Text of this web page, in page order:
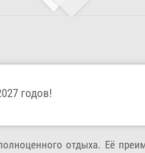
годов!
отдыха. Её